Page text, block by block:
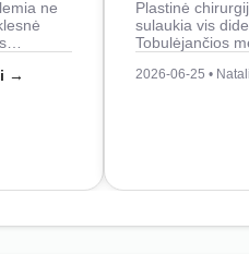
ne
→
Plastinė
sulaukia vis
Tobulėjančios
2026-06-25 •